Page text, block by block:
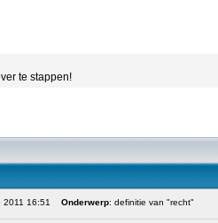
te stappen!
2011 16:51 Onderwerp: definitie van "recht"